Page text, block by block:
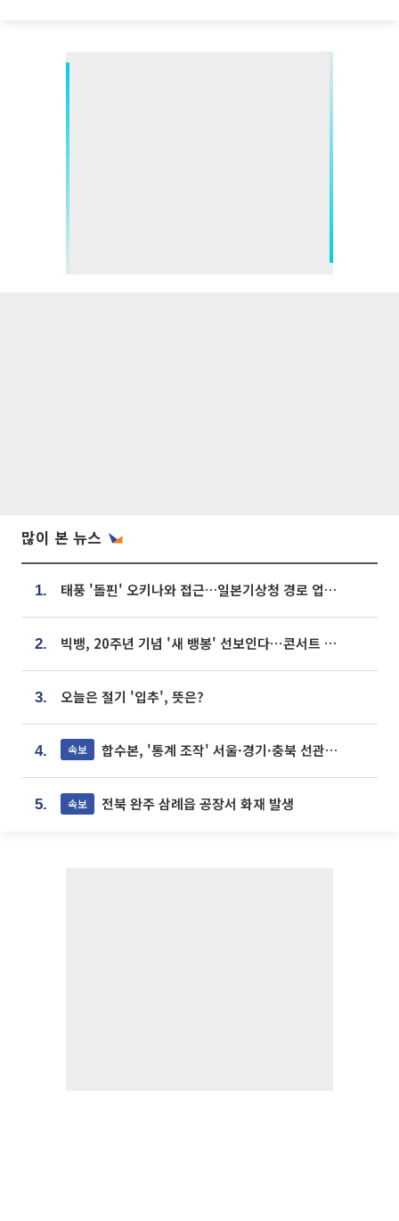
많이 본 뉴스
1. 태풍 '돌핀' 오키나와 접근…일본기상청 경로 업데이트
2. 빅뱅, 20주년 기념 '새 뱅봉' 선보인다⋯콘서트 앞두고 팝업 개최
3. 오늘은 절기 '입추', 뜻은?
4. 속보 합수본, '통계 조작' 서울·경기·충북 선관위 등 추가 압수수색
5. 속보 전북 완주 삼례읍 공장서 화재 발생